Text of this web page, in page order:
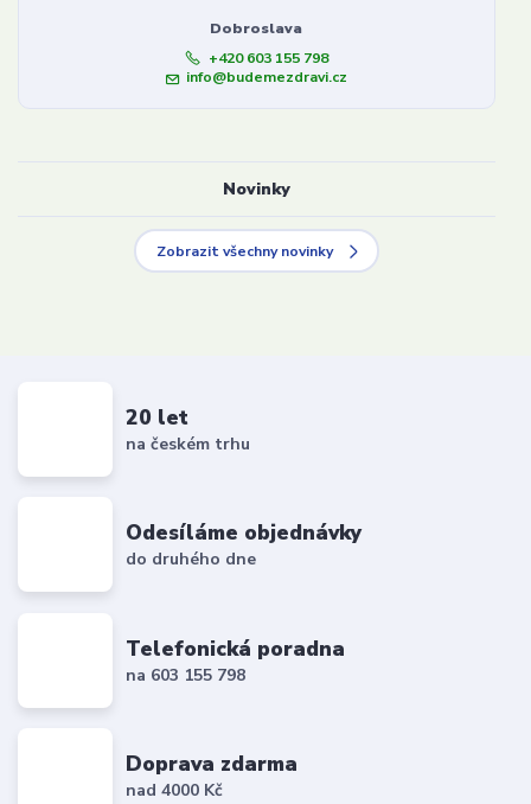
Dobroslava
+420 603 155 798
info@budemezdravi.cz
Novinky
Zobrazit všechny novinky
20 let
na českém trhu
Odesíláme objednávky
do druhého dne
Telefonická poradna
na 603 155 798
Doprava zdarma
nad 4000 Kč